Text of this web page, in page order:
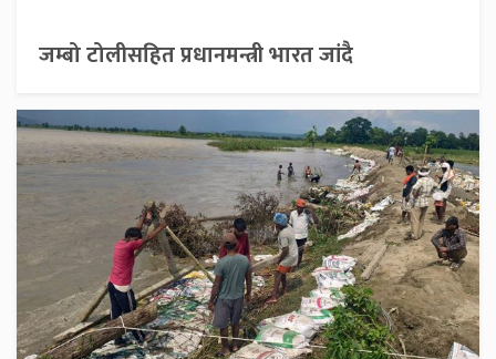
जम्बो टोलीसहित प्रधानमन्त्री भारत जांदै